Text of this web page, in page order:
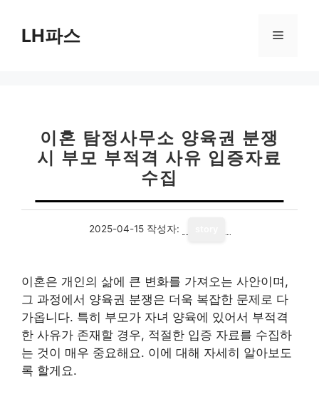
LH파스 메
이혼 탐정사무소 양육권 분쟁
시 부모 부적격 사유 입증자료
수집
2025-04-15 작성자:
이혼은 개인의 삶에 큰 변화를 가져오는 사안이며,
그 과정에서 양육권 분쟁은 더욱 복잡한 문제로 다
가옵니다. 특히 부모가 자녀 양육에 있어서 부적격
한 사유가 존재할 경우, 적절한 입증 자료를 수집하
는 것이 매우 중요해요. 이에 대해 자세히 알아보도
록 할게요.